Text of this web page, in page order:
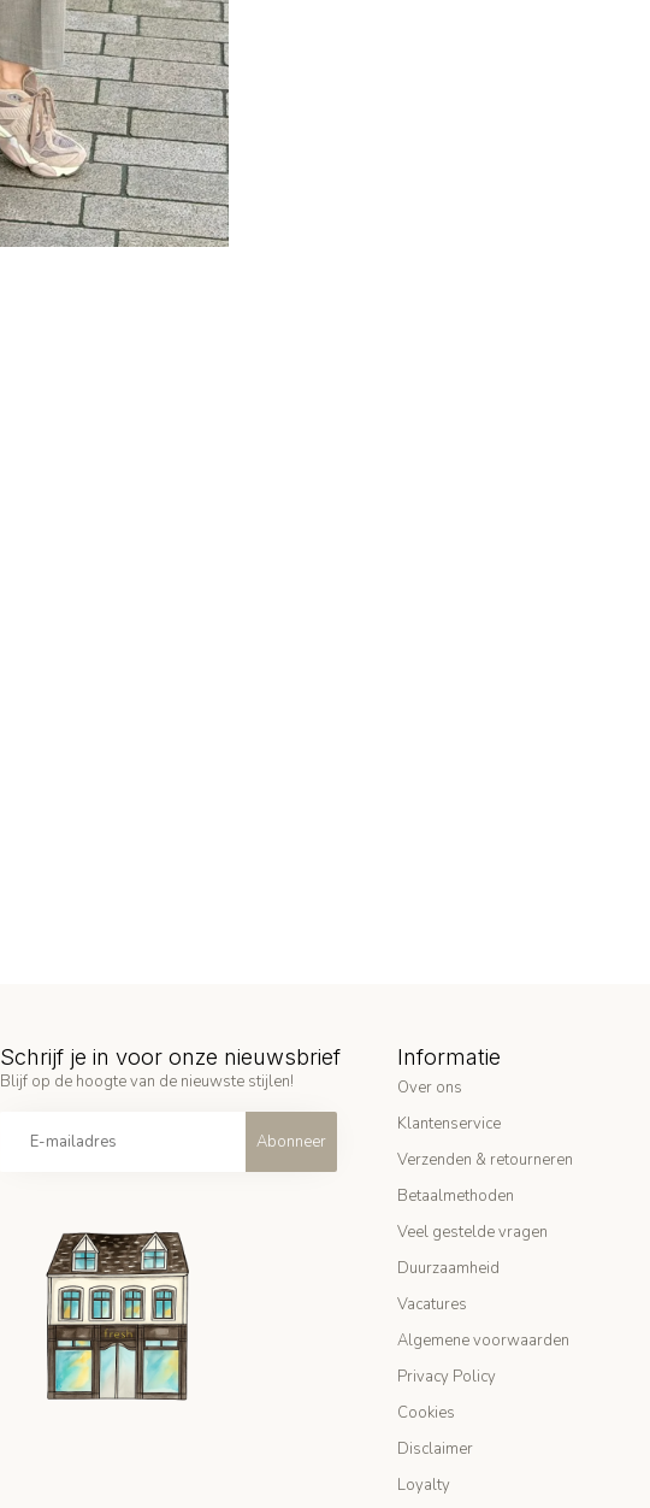
Schrijf je in voor onze nieuwsbrief
Blijf op de hoogte van de nieuwste stijlen!
Abonneer
Informatie
Over ons
Klantenservice
Verzenden & retourneren
Betaalmethoden
Veel gestelde vragen
Duurzaamheid
Vacatures
Algemene voorwaarden
Privacy Policy
Cookies
Disclaimer
Loyalty